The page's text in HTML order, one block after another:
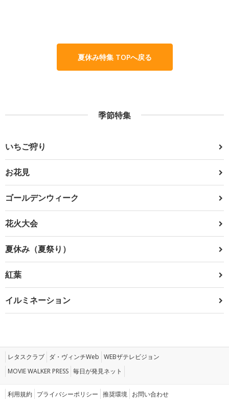
夏休み特集 TOPへ戻る
季節特集
いちご狩り
お花見
ゴールデンウィーク
花火大会
夏休み（夏祭り）
紅葉
イルミネーション
レタスクラブ ダ・ヴィンチWeb WEBザテレビジョン
MOVIE WALKER PRESS 毎日が発見ネット
利用規約 プライバシーポリシー 推奨環境 お問い合わせ